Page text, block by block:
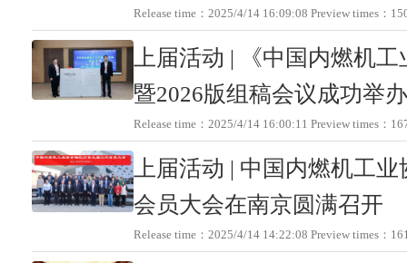
Release time：2025/4/14 16:09:08 Preview times
上届活动 | 《中国内燃机
暨2026版组稿会议成功举
Release time：2025/4/14 16:00:11 Preview times
上届活动 | 中国内燃机工
会员大会在南京圆满召开
Release time：2025/4/14 14:22:08 Preview times